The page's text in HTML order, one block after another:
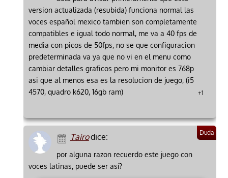
version actualizada (resubida) funciona normal las
voces español mexico tambien son completamente
compatibles e igual todo normal, me va a 40 fps de
media con picos de 50fps, no se que configuracion
predeterminada va ya que no vi en el menu como
cambiar detalles graficos pero mi monitor es 768p
asi que al menos esa es la resolucion de juego, (i5
4570, quadro k620, 16gb ram)
+1
Tairodice:
por alguna razon recuerdo este juego con
voces latinas, puede ser así?